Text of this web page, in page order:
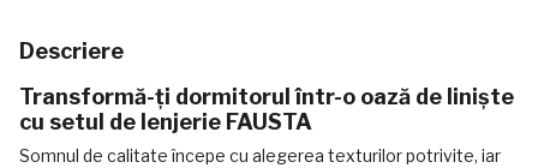
Descriere
Transformă-ți dormitorul într-o oază de liniște
cu setul de lenjerie FAUSTA
Somnul de calitate începe cu alegerea texturilor potrivite, iar